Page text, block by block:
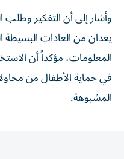
وأشار إلى أن التفكير
يعدان من العادات البسيطة
المعلومات، مؤكداً أن
في حماية الأطفال من
المشبوهة.